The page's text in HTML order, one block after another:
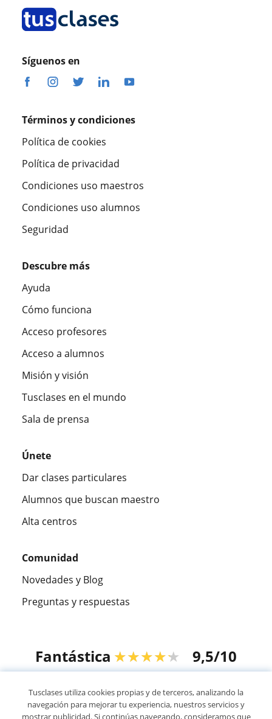
Síguenos en
Términos y condiciones
Política de cookies
Política de privacidad
Condiciones uso maestros
Condiciones uso alumnos
Seguridad
Descubre más
Ayuda
Cómo funciona
Acceso profesores
Acceso a alumnos
Misión y visión
Tusclases en el mundo
Sala de prensa
Únete
Dar clases particulares
Alumnos que buscan maestro
Alta centros
Comunidad
Novedades y Blog
Preguntas y respuestas
Fantástica ★★★★★ 9,5/10
Tusclases utiliza cookies propias y de terceros, analizando la
navegación para mejorar tu experiencia, nuestros servicios y
mostrar publicidad. Si continúas navegando, consideramos que